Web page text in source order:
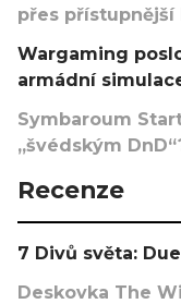
přes přístupnější
Wargaming
armádní
Symbaroum
„švédským
Recenze
7 Divů světa:
Deskovka The